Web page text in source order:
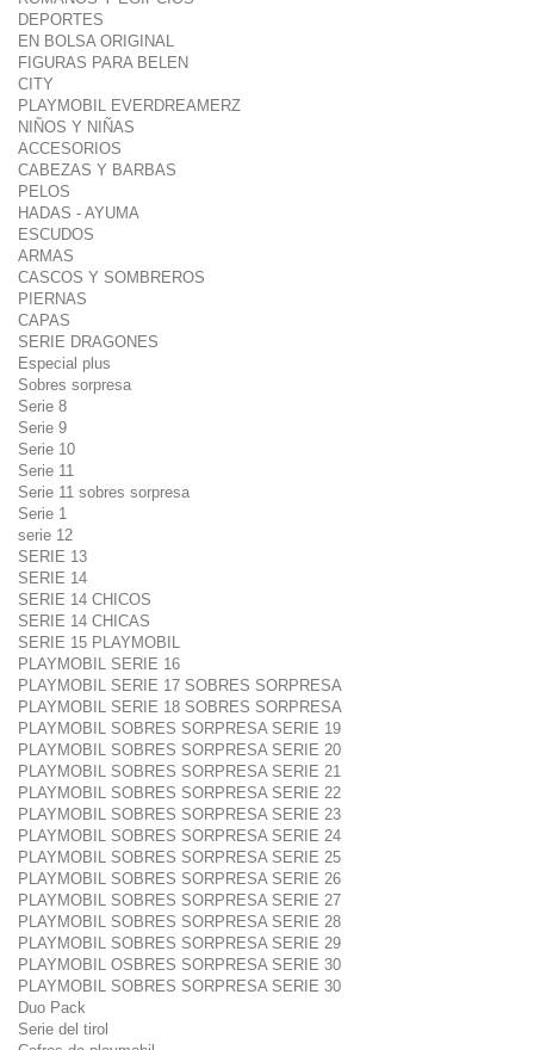
DEPORTES
EN BOLSA ORIGINAL
FIGURAS PARA BELEN
CITY
PLAYMOBIL EVERDREAMERZ
NIÑOS Y NIÑAS
ACCESORIOS
CABEZAS Y BARBAS
PELOS
HADAS - AYUMA
ESCUDOS
ARMAS
CASCOS Y SOMBREROS
PIERNAS
CAPAS
SERIE DRAGONES
Especial plus
Sobres sorpresa
Serie 8
Serie 9
Serie 10
Serie 11
Serie 11 sobres sorpresa
Serie 1
serie 12
SERIE 13
SERIE 14
SERIE 14 CHICOS
SERIE 14 CHICAS
SERIE 15 PLAYMOBIL
PLAYMOBIL SERIE 16
PLAYMOBIL SERIE 17 SOBRES SORPRESA
PLAYMOBIL SERIE 18 SOBRES SORPRESA
PLAYMOBIL SOBRES SORPRESA SERIE 19
PLAYMOBIL SOBRES SORPRESA SERIE 20
PLAYMOBIL SOBRES SORPRESA SERIE 21
PLAYMOBIL SOBRES SORPRESA SERIE 22
PLAYMOBIL SOBRES SORPRESA SERIE 23
PLAYMOBIL SOBRES SORPRESA SERIE 24
PLAYMOBIL SOBRES SORPRESA SERIE 25
PLAYMOBIL SOBRES SORPRESA SERIE 26
PLAYMOBIL SOBRES SORPRESA SERIE 27
PLAYMOBIL SOBRES SORPRESA SERIE 28
PLAYMOBIL SOBRES SORPRESA SERIE 29
PLAYMOBIL OSBRES SORPRESA SERIE 30
PLAYMOBIL SOBRES SORPRESA SERIE 30
Duo Pack
Serie del tirol